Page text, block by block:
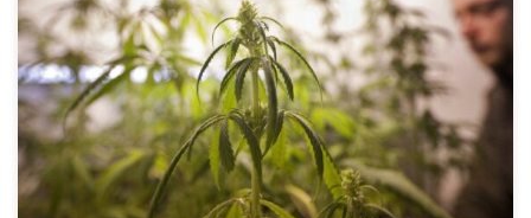
Cannabis w Liczbach Europejski raport narkotykowy został
opublikowany 6 czerwca. Jednak niektóre liczby w nim zawarte
odnoszą się do roku […]